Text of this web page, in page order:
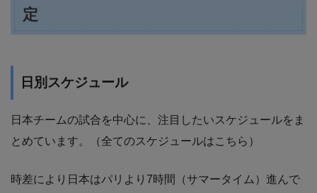
定
日別スケジュール
日本チームの試合を中心に、注目したいスケジュールをま
とめています。（全てのスケジュールはこちら）
時差により日本はパリより7時間（サマータイム）進んで